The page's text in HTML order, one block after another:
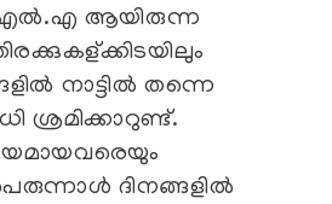
ആയിരുന്ന
നാട്ടില്‍ തന്നെ
ശ്രമിക്കാറുണ്ട്.
ദിനങ്ങളില്‍